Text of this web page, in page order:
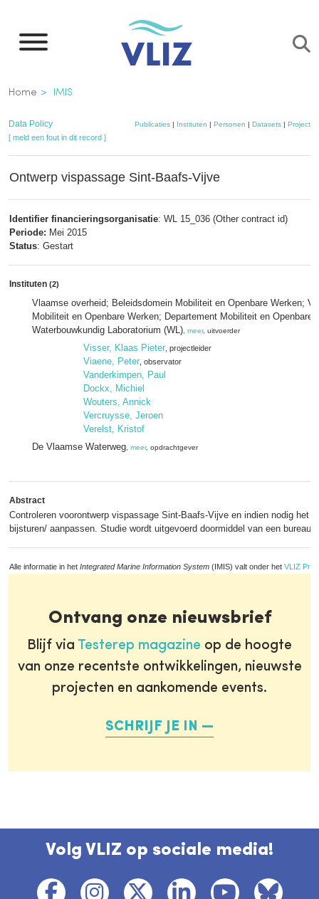
naar
inhoud
gaan
Kruimelpad
Home IMIS
Data Policy Publicaties | Instituten | Personen | Datasets | Projecten
[ meld een fout in dit record ]
Ontwerp vispassage Sint-Baafs-Vijve
Identifier financieringsorganisatie: WL 15_036 (Other contract id)
Periode: Mei 2015
Status: Gestart
Instituten (2)
Vlaamse overheid; Beleidsdomein Mobiliteit en Openbare Werken;
Mobiliteit en Openbare Werken; Departement Mobiliteit en Openbare
Waterbouwkundig Laboratorium (WL) meer, uitvoerder
Visser, Klaas Pieter , projectleider
Viaene, Peter , observator
Vanderkimpen, Paul
Dockx, Michiel
Wouters, Annick
Vercruysse, Jeroen
Verelst, Kristof
De Vlaamse Waterweg meer, opdrachtgever
Abstract
Controleren voorontwerp vispassage Sint-Baafs-Vijve en indien nodig het
bijsturen/ aanpassen. Studie wordt uitgevoerd doormiddel van een
Alle informatie in het Integrated Marine Information System (IMIS) valt onder het VLIZ
Ontvang onze nieuwsbrief
Blijf via Testerep magazine op de hoogte
van onze recentste ontwikkelingen, nieuwste
projecten en aankomende events.
SCHRIJF JE IN
Volg VLIZ op sociale media!